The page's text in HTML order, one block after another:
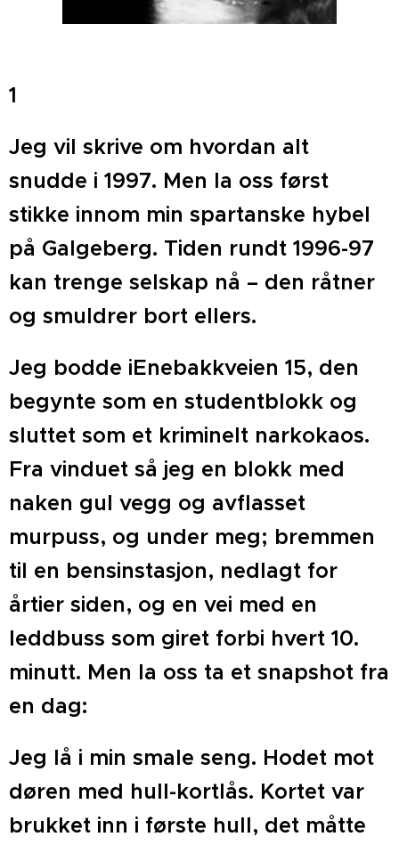
1
Jeg vil skrive om hvordan alt
snudde i 1997. Men la oss først
stikke innom min spartanske hybel
på Galgeberg. Tiden rundt 1996-97
kan trenge selskap nå – den råtner
og smuldrer bort ellers.
Jeg bodde iEnebakkveien 15, den
begynte som en studentblokk og
sluttet som et kriminelt narkokaos.
Fra vinduet så jeg en blokk med
naken gul vegg og avflasset
murpuss, og under meg; bremmen
til en bensinstasjon, nedlagt for
årtier siden, og en vei med en
leddbuss som giret forbi hvert 10.
minutt. Men la oss ta et snapshot fra
en dag:
Jeg lå i min smale seng. Hodet mot
døren med hull-kortlås. Kortet var
brukket inn i første hull, det måtte